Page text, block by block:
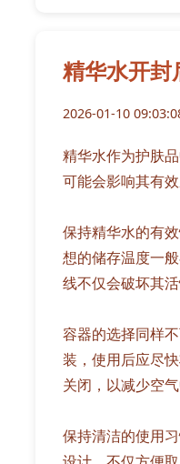
精华水开封
2026-01-10
精华水作为护肤
可能会影响其有
保持精华水的有
想的储存温度一
线不仅会破坏其
容器的选择同样
装，使用后应尽
关闭，以减少空
保持清洁的使用